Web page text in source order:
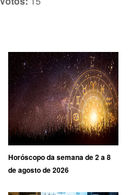
Horóscopo da semana de 2 a 8
de agosto de 2026